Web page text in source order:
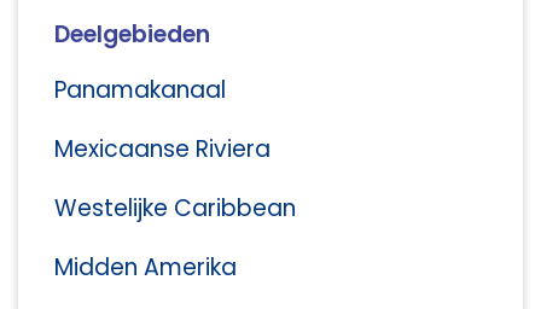
Deelgebieden
Panamakanaal
Mexicaanse Riviera
Westelijke Caribbean
Midden Amerika